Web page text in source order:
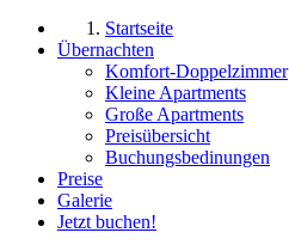
Startseite
Übernachten
Komfort-Doppelzimmer
Kleine Apartments
Große Apartments
Preisübersicht
Buchungsbedinungen
Preise
Galerie
Jetzt buchen!